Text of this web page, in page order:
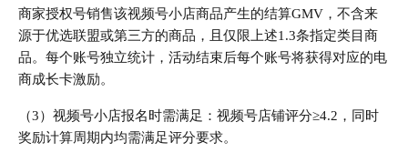
商家授权号销售该视频号小店商品产生的结算GMV，不含来
源于优选联盟或第三方的商品，且仅限上述1.3条指定类目商
品。每个账号独立统计，活动结束后每个账号将获得对应的电
商成长卡激励。
（3）视频号小店报名时需满足：视频号店铺评分≥4.2，同时
奖励计算周期内均需满足评分要求。